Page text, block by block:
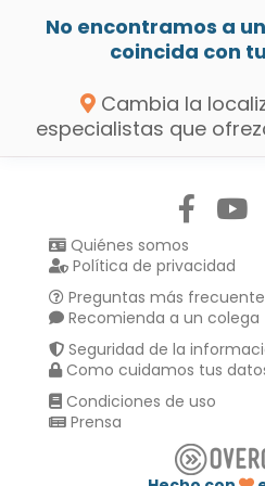
No encontramos a
coincida con
Cambia la
especialistas que
Quiénes somos
Política de privacidad
Preguntas más
Recomienda a un colega
Seguridad de la
Como cuidamos tus
Condiciones de uso
Prensa